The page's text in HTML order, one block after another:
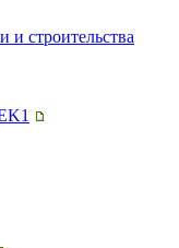
и строительства